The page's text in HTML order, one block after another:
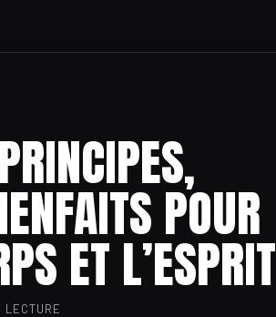
POUR
ET L’ESPRIT
LECTURE